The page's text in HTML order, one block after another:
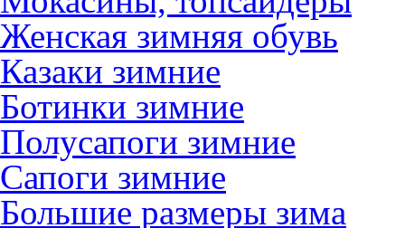
Женская зимняя обувь
Казаки зимние
Ботинки зимние
Полусапоги зимние
Сапоги зимние
Большие размеры зима